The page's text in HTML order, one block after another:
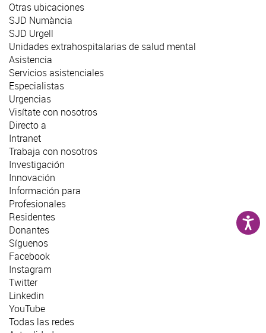
Otras ubicaciones
SJD Numància
SJD Urgell
Unidades extrahospitalarias de salud mental
Asistencia
Servicios asistenciales
Especialistas
Urgencias
Visítate con nosotros
Directo a
Intranet
Trabaja con nosotros
Investigación
Innovación
Información para
Profesionales
Residentes
Donantes
Síguenos
Facebook
Instagram
Twitter
Linkedin
YouTube
Todas las redes